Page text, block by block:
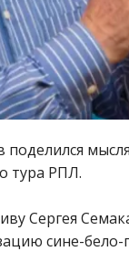
тура РПЛ.
Сергея
сине-бело-